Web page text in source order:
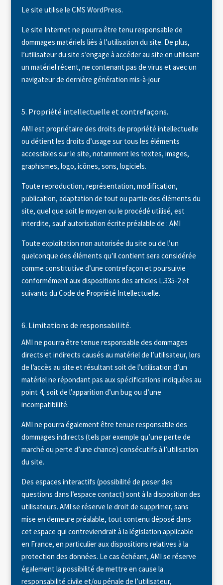
Le site utilise le CMS WordPress.
Le site Internet ne pourra être tenu responsable de
dommages matériels liés à l’utilisation du site. De plus,
l’utilisateur du site s’engage à accéder au site en utilisant
un matériel récent, ne contenant pas de virus et avec un
navigateur de dernière génération mis-à-jour
5. Propriété intellectuelle et contrefaçons.
AMI est propriétaire des droits de propriété intellectuelle
ou détient les droits d’usage sur tous les éléments
accessibles sur le site, notamment les textes, images,
graphismes, logo, icônes, sons, logiciels.
Toute reproduction, représentation, modification,
publication, adaptation de tout ou partie des éléments du
site, quel que soit le moyen ou le procédé utilisé, est
interdite, sauf autorisation écrite préalable de : AMI
Toute exploitation non autorisée du site ou de l’un
quelconque des éléments qu’il contient sera considérée
comme constitutive d’une contrefaçon et poursuivie
conformément aux dispositions des articles L.335-2 et
suivants du Code de Propriété Intellectuelle.
6. Limitations de responsabilité.
AMI ne pourra être tenue responsable des dommages
directs et indirects causés au matériel de l’utilisateur, lors
de l’accès au site et résultant soit de l’utilisation d’un
matériel ne répondant pas aux spécifications indiquées au
point 4, soit de l’apparition d’un bug ou d’une
incompatibilité.
AMI ne pourra également être tenue responsable des
dommages indirects (tels par exemple qu’une perte de
marché ou perte d’une chance) consécutifs à l’utilisation
du site.
Des espaces interactifs (possibilité de poser des
questions dans l’espace contact) sont à la disposition des
utilisateurs. AMI se réserve le droit de supprimer, sans
mise en demeure préalable, tout contenu déposé dans
cet espace qui contreviendrait à la législation applicable
en France, en particulier aux dispositions relatives à la
protection des données. Le cas échéant, AMI se réserve
également la possibilité de mettre en cause la
responsabilité civile et/ou pénale de l’utilisateur,